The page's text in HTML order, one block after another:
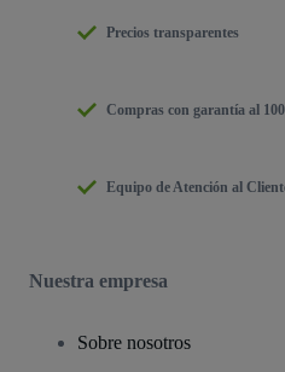
Precios transparentes
Compras con garantía al
Equipo de Atención al
Nuestra empresa
Sobre nosotros